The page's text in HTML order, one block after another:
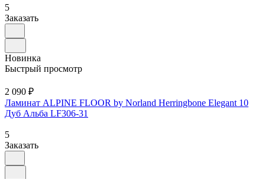
5
Заказать
Новинка
Быстрый просмотр
2 090 ₽
Ламинат ALPINE FLOOR by Norland Herringbone Elegant 10
Дуб Альба LF306-31
5
Заказать